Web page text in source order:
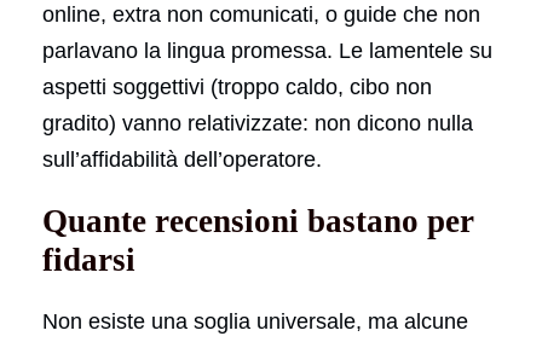
online, extra non comunicati, o guide che non
parlavano la lingua promessa. Le lamentele su
aspetti soggettivi (troppo caldo, cibo non
gradito) vanno relativizzate: non dicono nulla
sull’affidabilità dell’operatore.
Quante recensioni bastano per
fidarsi
Non esiste una soglia universale, ma alcune